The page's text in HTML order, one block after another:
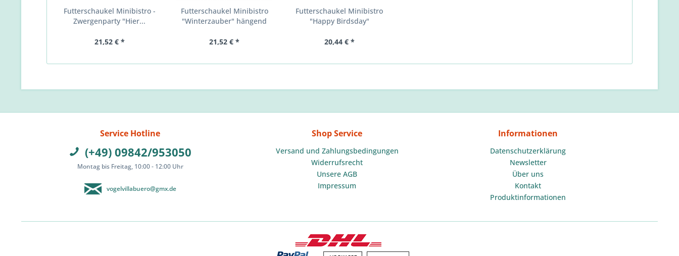
Futterschaukel Minibistro -
Zwergenparty "Hier...
21,52 € *
Futterschaukel Minibistro
"Winterzauber" hängend
21,52 € *
Futterschaukel Minibistro
"Happy Birdsday"
20,44 € *
Service Hotline
(+49) 09842/953050
Montag bis Freitag, 10:00 - 12:00 Uhr
vogelvillabuero@gmx.de
Shop Service
Versand und Zahlungsbedingungen
Widerrufsrecht
Unsere AGB
Impressum
Informationen
Datenschutzerklärung
Newsletter
Über uns
Kontakt
Produktinformationen